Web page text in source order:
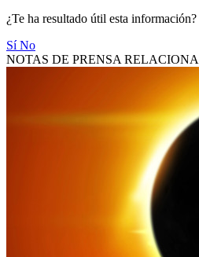
¿Te ha resultado útil esta información?
SíNo
NOTAS DE PRENSA